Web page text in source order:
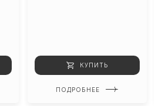
КУПИТЬ
ПОДРОБНЕЕ